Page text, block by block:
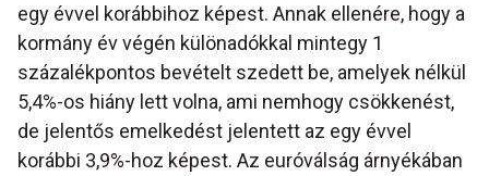
egy évvel korábbihoz képest. Annak ellenére, hogy a
kormány év végén különadókkal mintegy 1
százalékpontos bevételt szedett be, amelyek nélkül
5,4%-os hiány lett volna, ami nemhogy csökkenést,
de jelentős emelkedést jelentett az egy évvel
korábbi 3,9%-hoz képest. Az euróválság árnyékában